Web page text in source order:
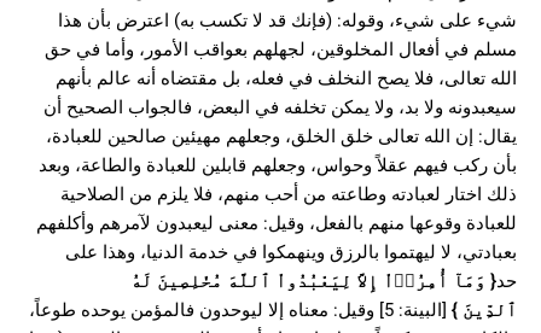
شيء على شيء، وقوله: (فإنك قد لا تكسب به) اعترض بأن هذا
مسلم في أفعال المخلوقين، لجهلهم بعواقب الأمور، وأما في حق
الله تعالى، فلا يصح النخلف في فعله، بل مقتضاه أنه عالم بأنهم
سيعبدونه ولا بد، ولا يمكن تخلفه في البعض، فالجواب الصحيح أن
يقال: إن الله تعالى خلق الخلق، وجعلهم مهيئين صالحين للعبادة،
بأن ركب فيهم عقلاً وحواس، وجعلهم قابلين للعبادة والطاعة، وبعد
ذلك اختار لعبادته وطاعته من أحب منهم، فلا يلزم من الصلاحية
للعبادة وقوعها منهم بالفعل، وقيل: معنى ليعبدون لآمرهم وأكلفهم
بعبادتي، لا ليهتموا بالرزق وينهمكوا في خدمة الدنيا، وهذا على
حد{ وَمَآ أُمِرُوۤاْ إِلاَّ لِيَعْبُدُواْ ٱللَّهَ مُخْلِصِينَ لَهُ
ٱلدِّينَ }
[البينة: 5] وقيل: معناه إلا ليوحدون فالمؤمن يوحده طوعاً،